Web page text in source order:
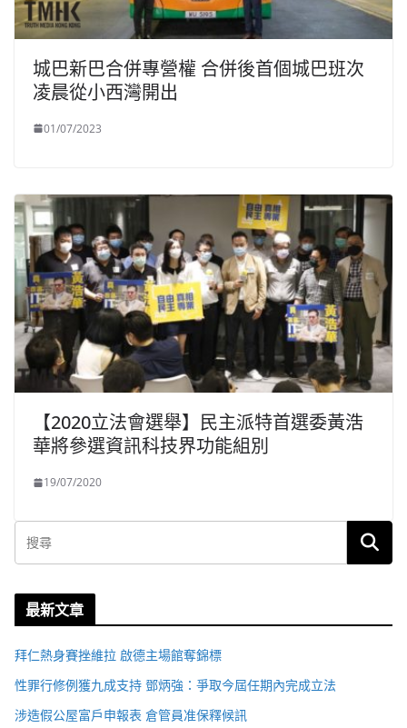
城巴新巴合併專營權 合併後首個城巴班次
凌晨從小西灣開出
01/07/2023
【2020立法會選舉】民主派特首選委黃浩
華將參選資訊科技界功能組別
19/07/2020
最新文章
拜仁熱身賽挫維拉 啟德主場館奪錦標
性罪行修例獲九成支持 鄧炳強：爭取今屆任期內完成立法
涉造假公屋富戶申報表 倉管員准保釋候訊